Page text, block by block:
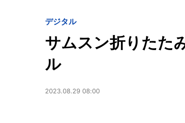
デジタル
サムスン折りたた
ル
2023.08.29 08:00